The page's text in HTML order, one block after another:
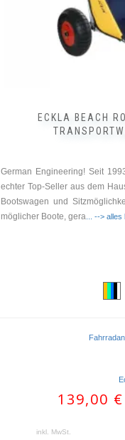
ECKLA BEACH
German Engineering! Seit
echter Top-Seller aus dem
Bootswagen und
möglicher Boote, gera ... -->
139,00 €
inkl. MwSt.